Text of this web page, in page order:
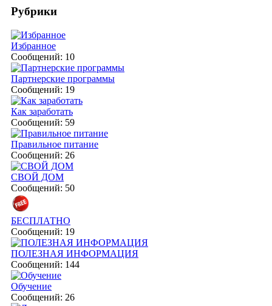
Рубрики
Избранное
Сообщений: 10
Партнерские программы
Сообщений: 19
Как заработать
Сообщений: 59
Правильное питание
Сообщений: 26
СВОЙ ДОМ
Сообщений: 50
БЕСПЛАТНО
Сообщений: 19
ПОЛЕЗНАЯ ИНФОРМАЦИЯ
Сообщений: 144
Обучение
Сообщений: 26